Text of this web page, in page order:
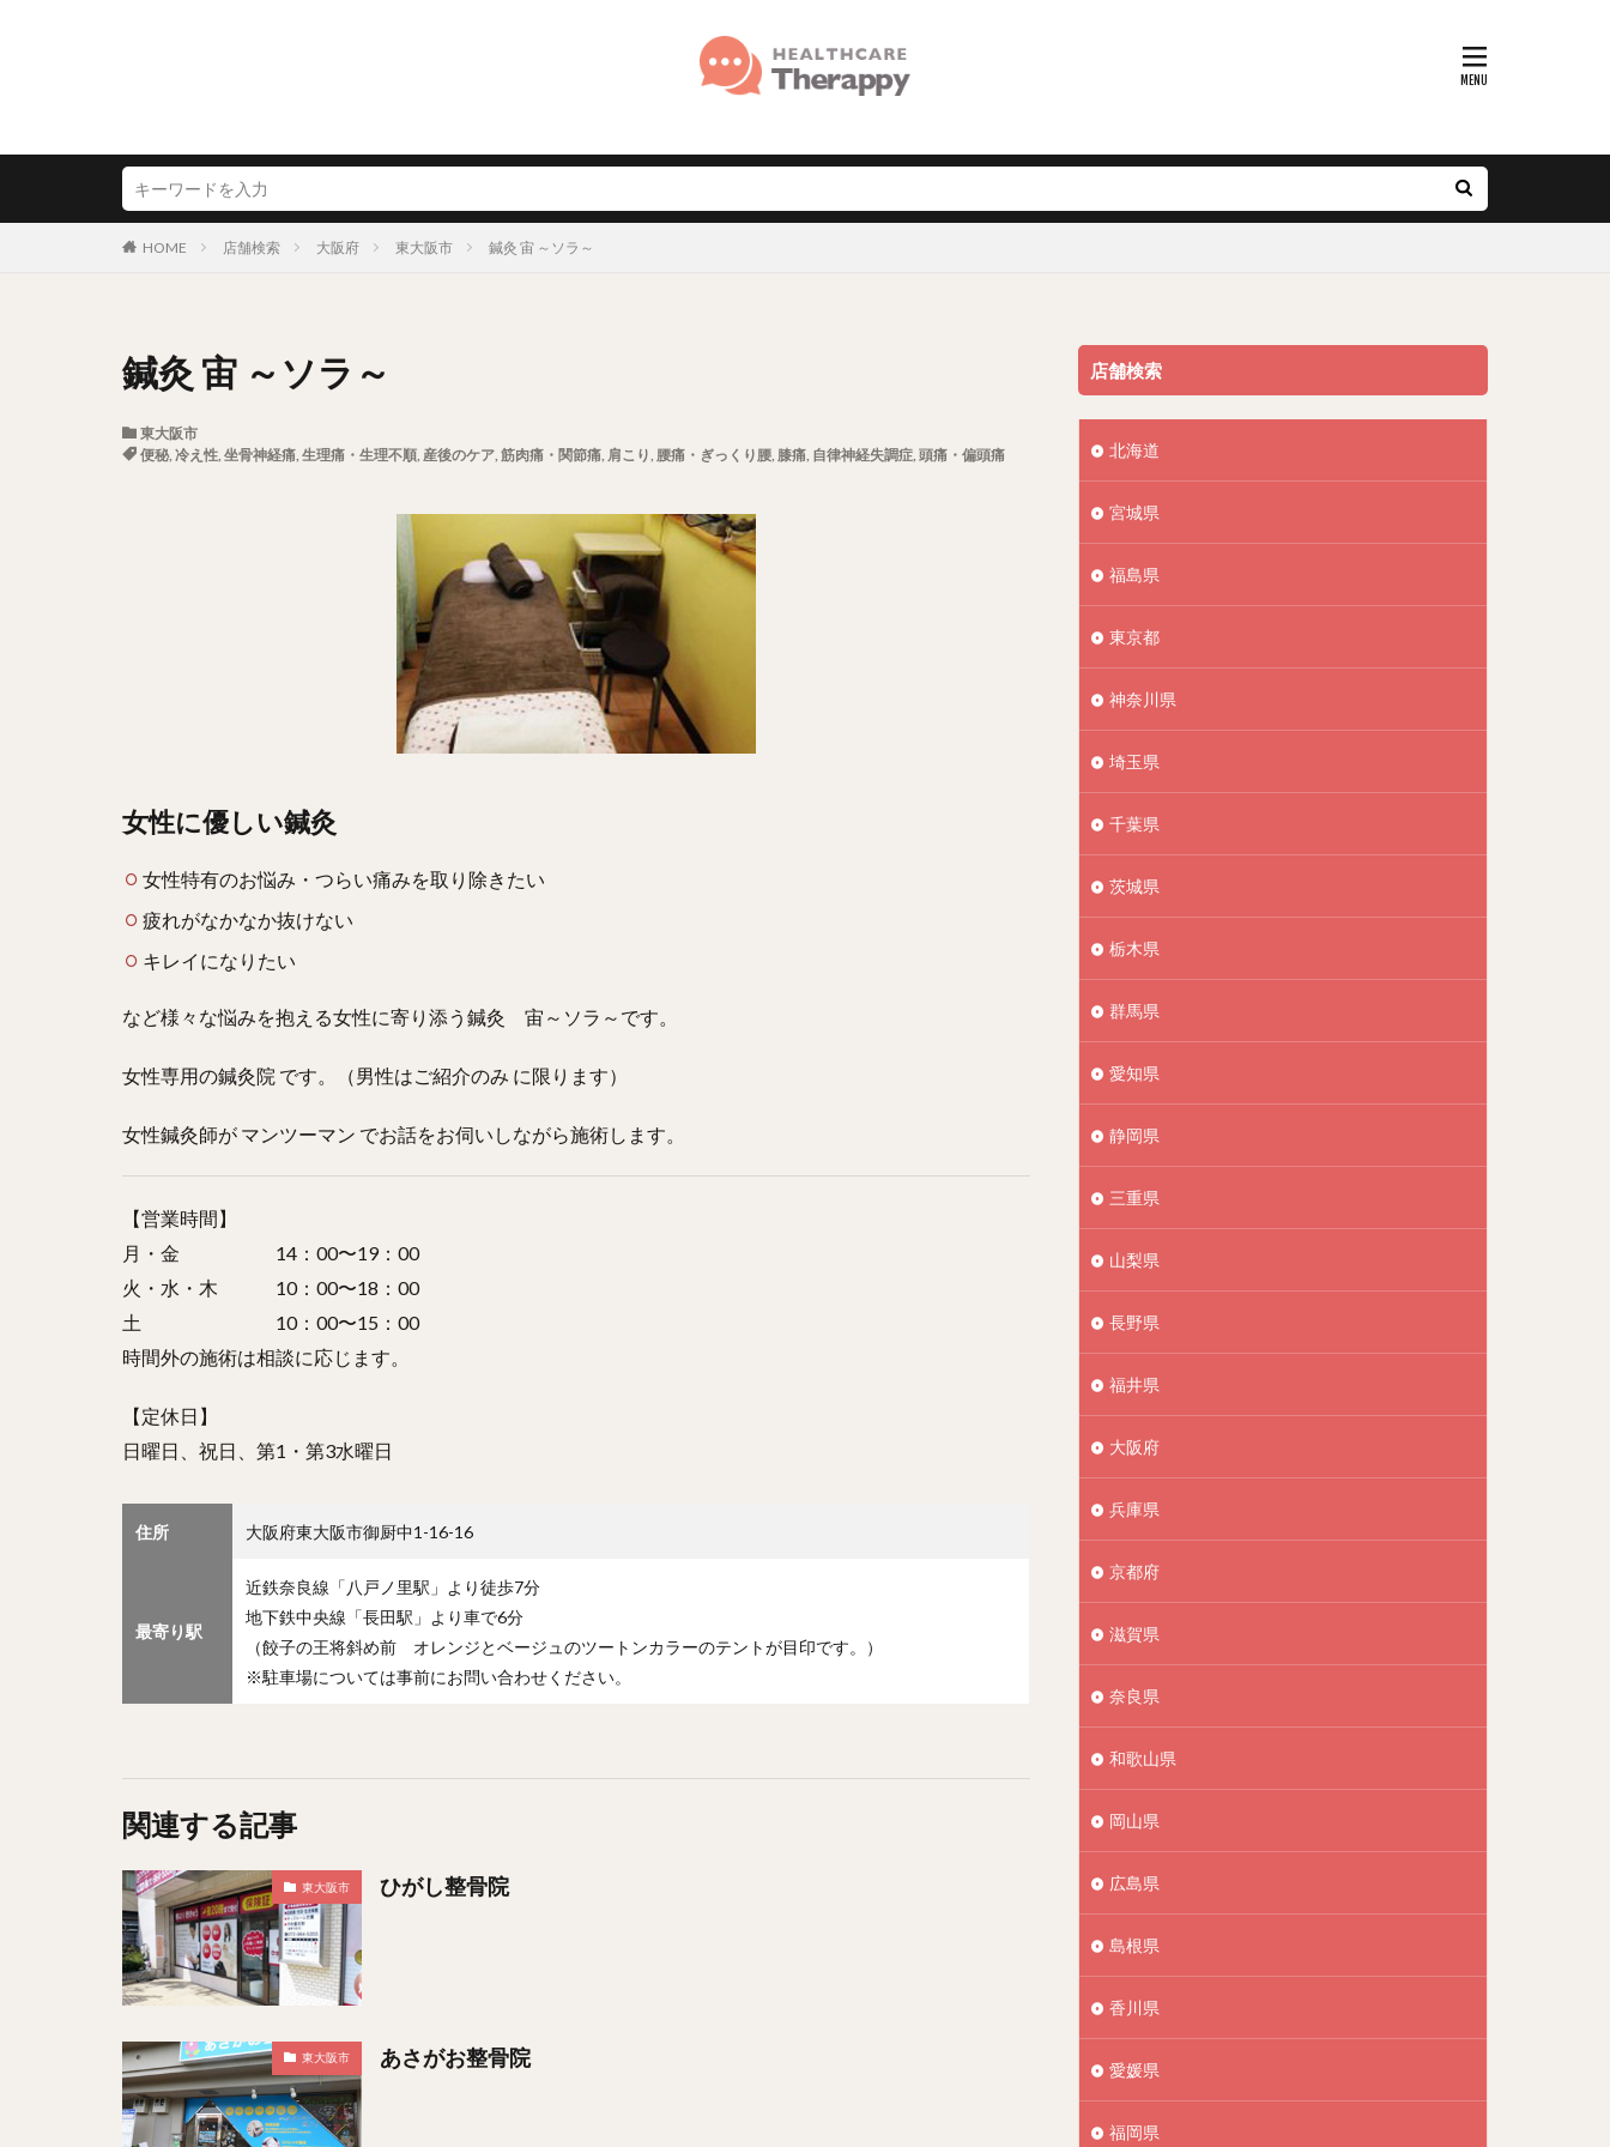
HOME 店舗検索 大阪府 東大阪市 鍼灸 宙 ～ソラ～
鍼灸 宙 ～ソラ～
東大阪市
便秘, 冷え性, 坐骨神経痛, 生理痛・生理不順, 産後のケア, 筋肉痛・関節痛, 肩こり, 腰痛・ぎっくり腰, 膝痛, 自律神経失調症, 頭痛・偏頭痛
女性に優しい鍼灸
女性特有のお悩み・つらい痛みを取り除きたい
疲れがなかなか抜けない
キレイになりたい
など様々な悩みを抱える女性に寄り添う鍼灸 宙～ソラ～です。
女性専用の鍼灸院 です。（男性はご紹介のみ に限ります）
女性鍼灸師が マンツーマン でお話をお伺いしながら施術します。
【営業時間】
月・金 14：00〜19：00
火・水・木 10：00〜18：00
土 10：00〜15：00
時間外の施術は相談に応じます。
【定休日】
日曜日、祝日、第1・第3水曜日
住所 大阪府東大阪市御厨中1-16-16
最寄り駅
近鉄奈良線「八戸ノ里駅」より徒歩7分
地下鉄中央線「長田駅」より車で6分
（餃子の王将斜め前 オレンジとベージュのツートンカラーのテントが目印です。）
※駐車場については事前にお問い合わせください。
関連する記事
東大阪市 ひがし整骨院
東大阪市 あさがお整骨院
店舗検索
北海道
宮城県
福島県
東京都
神奈川県
埼玉県
千葉県
茨城県
栃木県
群馬県
愛知県
静岡県
三重県
山梨県
長野県
福井県
大阪府
兵庫県
京都府
滋賀県
奈良県
和歌山県
岡山県
広島県
島根県
香川県
愛媛県
福岡県